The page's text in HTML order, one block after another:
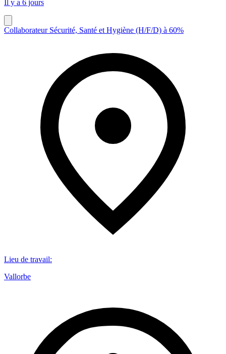
Il y a 6 jours
Collaborateur Sécurité, Santé et Hygiène (H/F/D) à 60%
Lieu de travail:
Vallorbe